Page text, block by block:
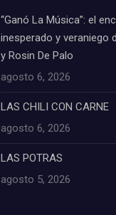
“Ganó La Música”: el
inesperado y veraniego
y Rosin De Palo
agosto 6, 2026
LAS CHILI CON CARNE
agosto 6, 2026
LAS POTRAS
agosto 5, 2026